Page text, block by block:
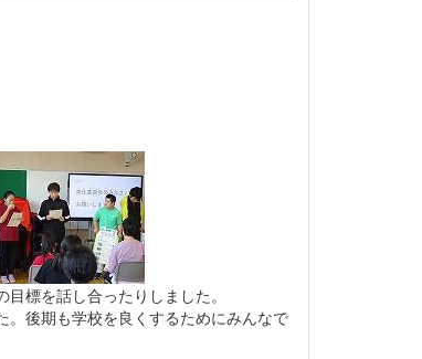
標を話し合ったりしました。
後期も学校を良くするためにみんなで